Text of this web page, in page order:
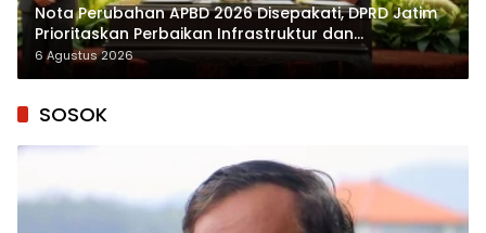
Nota Perubahan APBD 2026 Disepakati, DPRD Jatim
Prioritaskan Perbaikan Infrastruktur dan
Penyelesaian TPG
6 Agustus 2026
SOSOK